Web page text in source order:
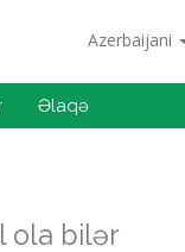
Azerbaijani
Əlaqə
ola bilər